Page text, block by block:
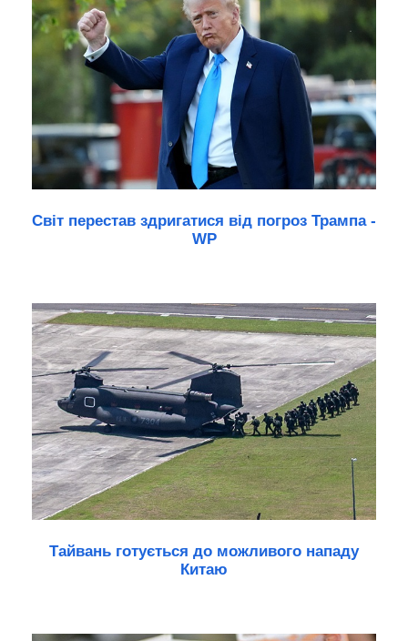
Світ перестав здригатися від погроз Трампа -
WP
Тайвань готується до можливого нападу
Китаю